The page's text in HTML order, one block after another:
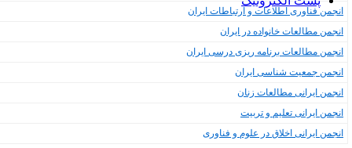
انجمن فناوری اطلاعات و ارتباطات ایران
انجمن مطالعات خانواده در ایران
انجمن مطالعات برنامه ریزی درسی ایران
انجمن جمعیت شناسی ایران
انجمن ایرانی مطالعات زنان
انجمن ایرانی تعلیم و تربیت
انجمن ایرانی اخلاق در علوم و فناوری